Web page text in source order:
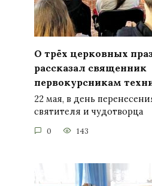
О трёх церковных
рассказал священник
первокурсникам
22 мая, в день
святителя и чудотворца
0 143